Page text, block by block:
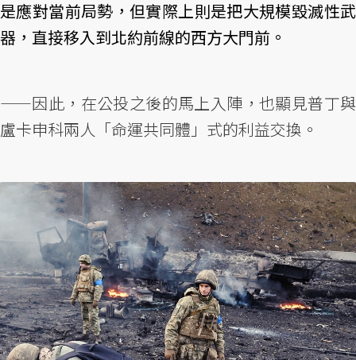
是應對當前局勢，但實際上則是把大規模毀滅性武
器，直接移入到北約前線的西方大門前。
——因此，在公投之後的馬上入陣，也顯見普丁與
盧卡申科兩人「命運共同體」式的利益交換。